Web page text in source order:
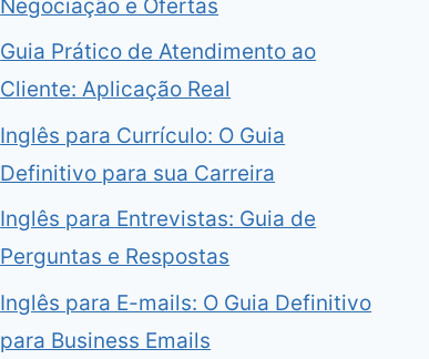
Negociação e Ofertas
Guia Prático de Atendimento ao
Cliente: Aplicação Real
Inglês para Currículo: O Guia
Definitivo para sua Carreira
Inglês para Entrevistas: Guia de
Perguntas e Respostas
Inglês para E-mails: O Guia Definitivo
para Business Emails